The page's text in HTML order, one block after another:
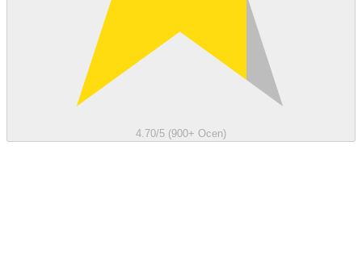
4.70/5 (900+ Ocen)